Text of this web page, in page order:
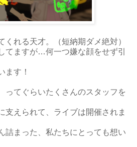
くれる天才。（短納期ダメ絶対）
てますが…何一つ嫌な顔をせず引
ます！
てぐらいたくさんのスタッフを
支えられて、ライブは開催されま
詰まった、私たちにとっても想い